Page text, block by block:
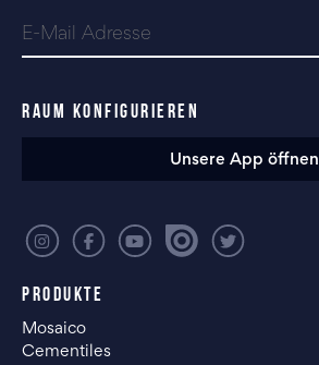
PRODUKTE
Mosaico
Cementiles
RAUM KONFIGURIEREN
Unsere App öffnen